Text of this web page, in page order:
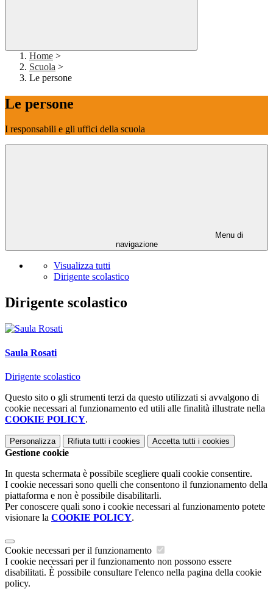
Home >
Scuola >
Le persone
Le persone
I responsabili e gli uffici della scuola
Menu di
navigazione
Visualizza tutti
Dirigente scolastico
Dirigente scolastico
Saula Rosati
Dirigente scolastico
Questo sito o gli strumenti terzi da questo utilizzati si avvalgono di
cookie necessari al funzionamento ed utili alle finalità illustrate nella
COOKIE POLICY.
Personalizza Rifiuta tutti i cookies Accetta tutti i cookies
Gestione cookie
In questa schermata è possibile scegliere quali cookie consentire.
I cookie necessari sono quelli che consentono il funzionamento della
piattaforma e non è possibile disabilitarli.
Per conoscere quali sono i cookie necessari al funzionamento potete
visionare la COOKIE POLICY.
Cookie necessari per il funzionamento
I cookie necessari per il funzionamento non possono essere
disabilitati. È possibile consultare l'elenco nella pagina della cookie
policy.